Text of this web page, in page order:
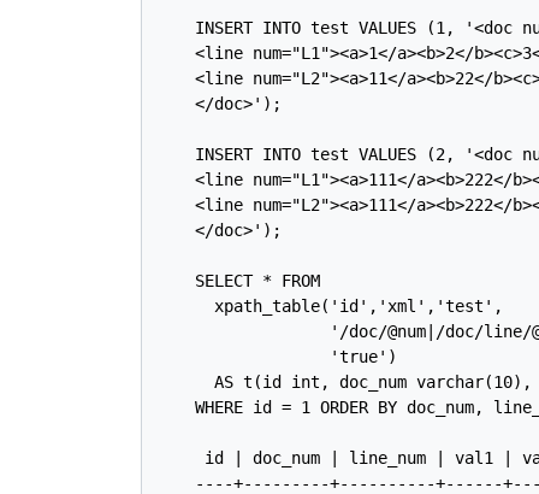
INSERT INTO test VALUES (1, '<doc
<line num="L1"><a>1</a><b>2</
<line num="L2"><a>11</a><b>22</
    </doc>');
INSERT INTO test VALUES (2, '<doc
<line num="L1"><a>111</a><b>222</
<line num="L2"><a>111</a><b>222</
    </doc>');
    SELECT * FROM
      xpath_table('id','xml','test',
'/doc/@num|/doc/
                  'true')
AS t(id int, doc_num
WHERE id = 1 ORDER BY doc_num,
id | doc_num | line_num | val1 |
----+---------+----------+------